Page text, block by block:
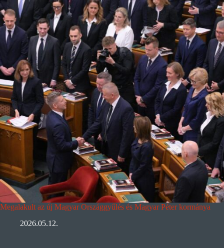
Megalakult az új Magyar Országgyűlés és Magyar Péter kormánya
2026.05.12.